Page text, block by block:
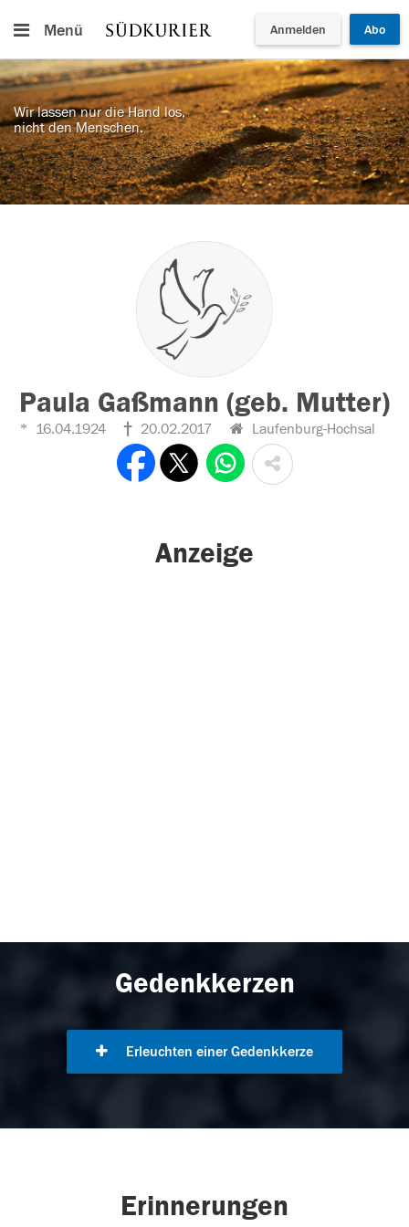
Menü Anmelden Abo
Wir lassen nur die Hand los,
nicht den Menschen.
Paula Gaßmann (geb. Mutter)
16.04.1924 20.02.2017 Laufenburg-Hochsal
Anzeige
Gedenkkerzen
Erleuchten einer Gedenkkerze
Erinnerungen